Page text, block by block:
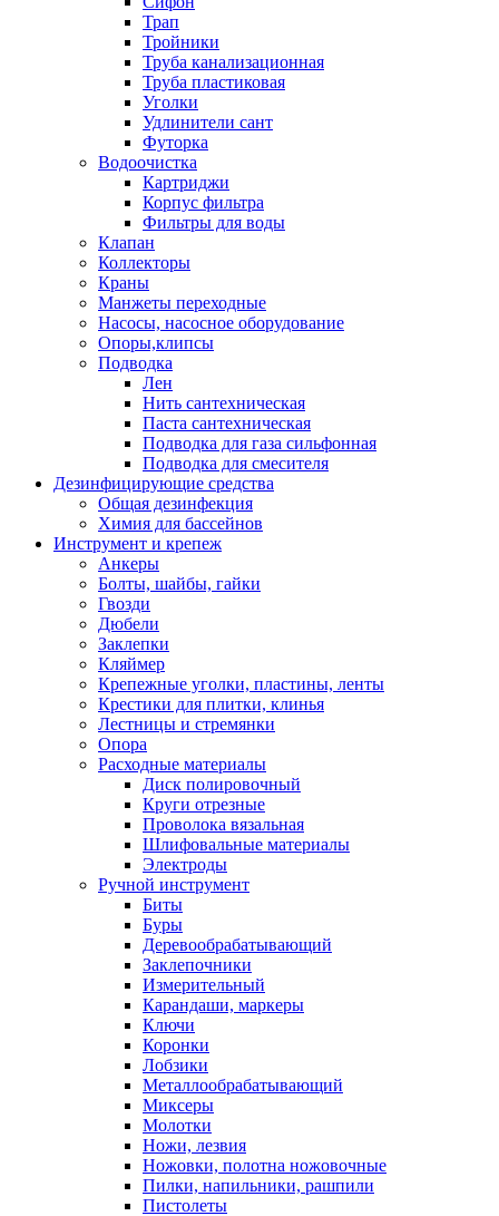
Трап
Тройники
Труба канализационная
Труба пластиковая
Уголки
Удлинители сант
Футорка
Водоочистка
Картриджи
Корпус фильтра
Фильтры для воды
Клапан
Коллекторы
Краны
Манжеты переходные
Насосы, насосное оборудование
Опоры,клипсы
Подводка
Лен
Нить сантехническая
Паста сантехническая
Подводка для газа сильфонная
Подводка для смесителя
Дезинфицирующие средства
Общая дезинфекция
Химия для бассейнов
Инструмент и крепеж
Анкеры
Болты, шайбы, гайки
Гвозди
Дюбели
Заклепки
Кляймер
Крепежные уголки, пластины, ленты
Крестики для плитки, клинья
Лестницы и стремянки
Опора
Расходные материалы
Диск полировочный
Круги отрезные
Проволока вязальная
Шлифовальные материалы
Электроды
Ручной инструмент
Биты
Буры
Деревообрабатывающий
Заклепочники
Измерительный
Карандаши, маркеры
Ключи
Коронки
Лобзики
Металлообрабатывающий
Миксеры
Молотки
Ножи, лезвия
Ножовки, полотна ножовочные
Пилки, напильники, рашпили
Пистолеты